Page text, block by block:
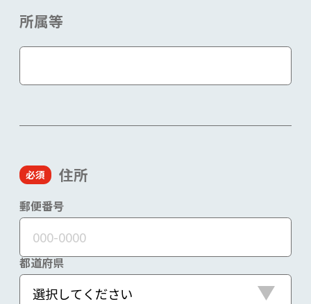
所属等
住所
郵便番号
都道府県